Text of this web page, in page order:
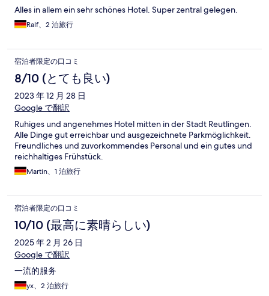
Alles in allem ein sehr schönes Hotel. Super zentral gelegen.
Ralf、2 泊旅行
宿泊者限定の口コミ
8/10 (とても良い)
2023 年 12 月 28 日
Google で翻訳
Ruhiges und angenehmes Hotel mitten in der Stadt Reutlingen.
Alle Dinge gut erreichbar und ausgezeichnete Parkmöglichkeit.
Freundliches und zuvorkommendes Personal und ein gutes und
reichhaltiges Frühstück.
Martin、1 泊旅行
宿泊者限定の口コミ
10/10 (最高に素晴らしい)
2025 年 2 月 26 日
Google で翻訳
一流的服务
yx、2 泊旅行